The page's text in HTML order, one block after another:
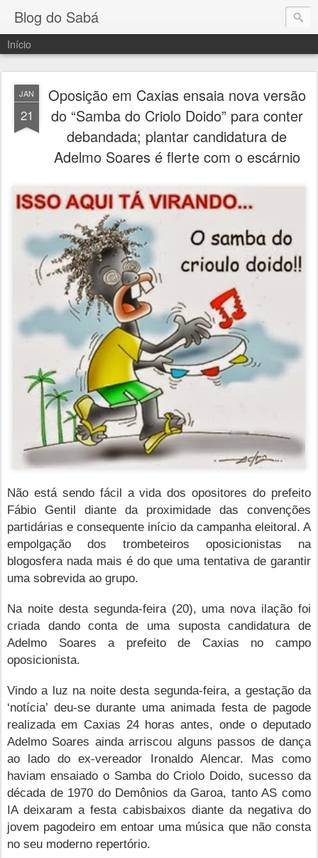
Blog do Sabá
Início
JAN
21
Oposição em Caxias ensaia nova versão
do “Samba do Criolo Doido” para conter
debandada; plantar candidatura de
Adelmo Soares é flerte com o escárnio
Não está sendo fácil a vida dos opositores do prefeito
Fábio Gentil diante da proximidade das convenções
partidárias e consequente início da campanha eleitoral. A
empolgação dos trombeteiros oposicionistas na
blogosfera nada mais é do que uma tentativa de garantir
uma sobrevida ao grupo.
Na noite desta segunda-feira (20), uma nova ilação foi
criada dando conta de uma suposta candidatura de
Adelmo Soares a prefeito de Caxias no campo
oposicionista.
Vindo a luz na noite desta segunda-feira, a gestação da
‘notícia’ deu-se durante uma animada festa de pagode
realizada em Caxias 24 horas antes, onde o deputado
Adelmo Soares ainda arriscou alguns passos de dança
ao lado do ex-vereador Ironaldo Alencar. Mas como
haviam ensaiado o Samba do Criolo Doido, sucesso da
década de 1970 do Demônios da Garoa, tanto AS como
IA deixaram a festa cabisbaixos diante da negativa do
jovem pagodeiro em entoar uma música que não consta
no seu moderno repertório.